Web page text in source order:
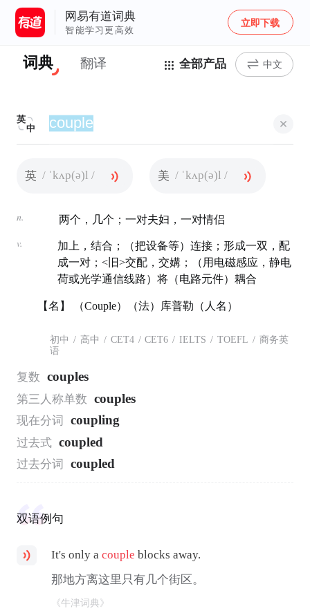
网易有道词典
智能学习更高效
立即下载
词典 翻译 全部产品 中文
英
中
英 / ˈkʌp(ə)l / 美 / ˈkʌp(ə)l /
n. 两个，几个；一对夫妇，一对情侣
v.
加上，结合；（把设备等）连接；形成一双，配
成一对；<旧>交配，交媾；（用电磁感应，静电
荷或光学通信线路）将（电路元件）耦合
【名】 （Couple）（法）库普勒（人名）
初中 / 高中 / CET4 / CET6 / IELTS / TOEFL / 商务英
语
复数 couples
第三人称单数 couples
现在分词 coupling
过去式 coupled
过去分词 coupled
双语例句
It's only acouple blocks away.
那地方离这里只有几个街区。
《牛津词典》